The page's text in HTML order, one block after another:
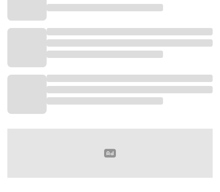
Jan Olde, dikutip dari laman resmi I.League, Kamis.